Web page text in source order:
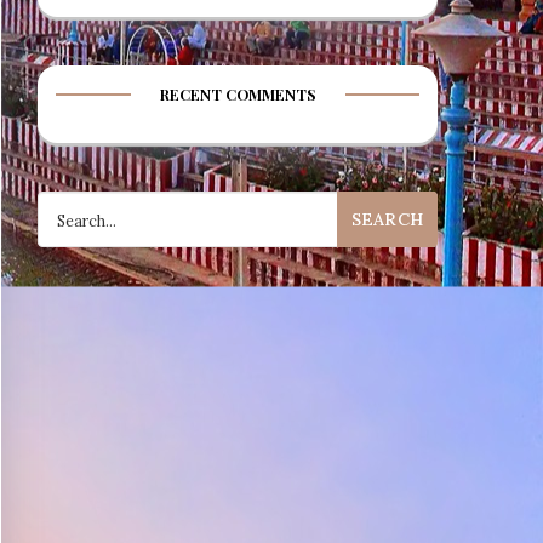
RECENT COMMENTS
Search
for: